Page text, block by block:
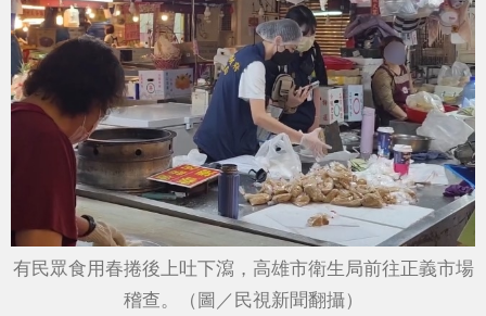
有民眾食用春捲後上吐下瀉，高雄市衛生局前往正義市場
稽查。（圖／民視新聞翻攝）